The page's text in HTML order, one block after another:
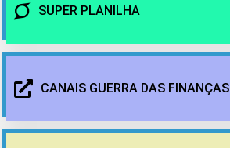
SUPER PLANILHA
CANAIS GUERRA DAS FINANÇAS